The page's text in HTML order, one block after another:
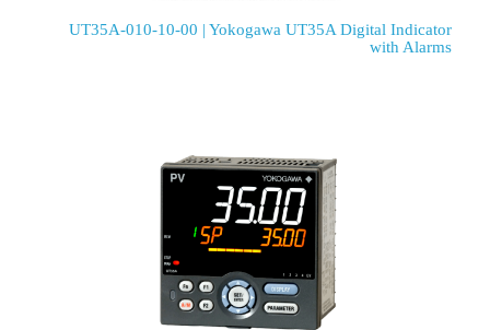
UT35A-010-10-00 | Yokogawa UT35A Digital Indicator
with Alarms